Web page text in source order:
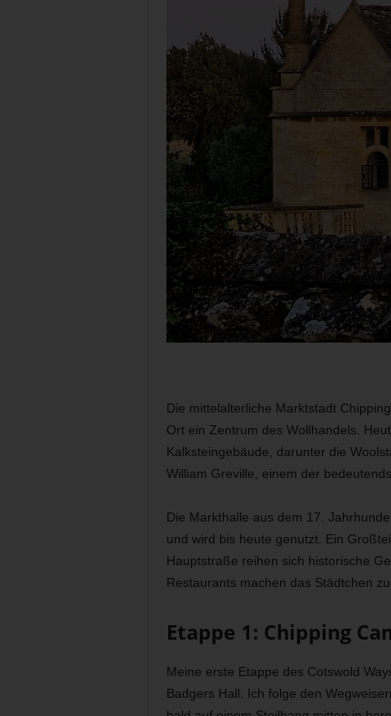
Die mittelalterliche Marktstadt
Ort ein Zentrum des Wollhandels.
Kalksteingebäude, darunter die
William Greville, einem der
Die Markthalle aus dem 17.
und wird bis heute genutzt. Ein
Hauptstraße reihen sich historische
Restaurants machen das Städtchen
Etappe 1: Chipping
Meine erste Etappe des Cotswold
Badgers Hall. Ich folge den